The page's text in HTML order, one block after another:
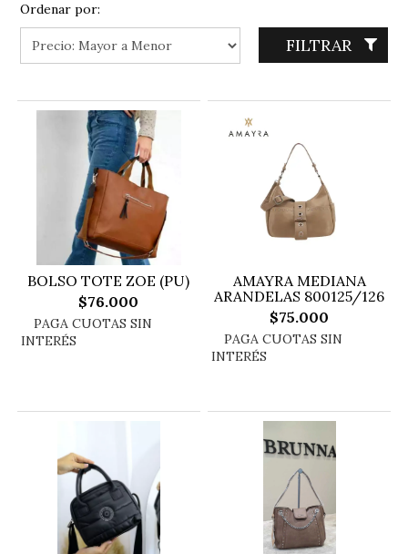
Ordenar por:
FILTRAR
BOLSO TOTE ZOE (PU)
$76.000
AMAYRA MEDIANA
ARANDELAS 800125/126
$75.000